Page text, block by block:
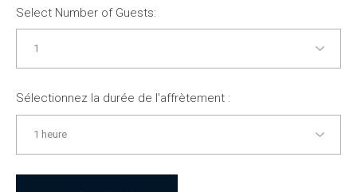
Select Number of Guests:
Sélectionnez la durée de l'affrètement :